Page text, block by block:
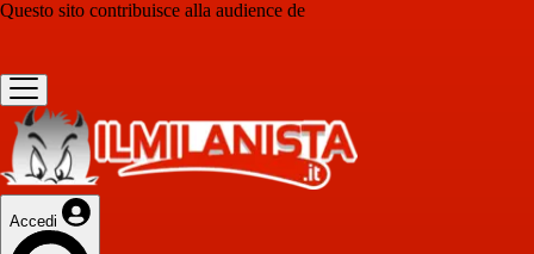
Questo sito contribuisce alla audience de
Accedi